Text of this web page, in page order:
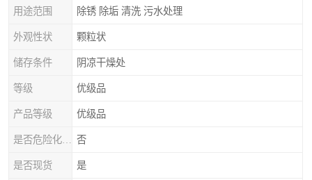
用途范围 除锈 除垢 清洗 污水处理
外观性状 颗粒状
储存条件 阴凉干燥处
等级 优级品
产品等级 优级品
否
是否现货 是